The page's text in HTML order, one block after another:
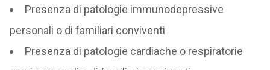
Presenza di patologie immunodepressive
personali o di familiari conviventi
Presenza di patologie cardiache o respiratorie